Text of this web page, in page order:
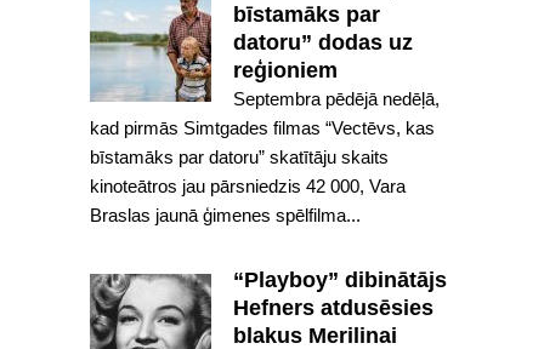
bīstamāks par
datoru” dodas uz
reģioniem
Septembra pēdējā nedēļā,
kad pirmās Simtgades filmas “Vectēvs, kas
bīstamāks par datoru” skatītāju skaits
kinoteātros jau pārsniedzis 42 000, Vara
Braslas jaunā ģimenes spēlfilma...
“Playboy” dibinātājs
Hefners atdusēsies
blakus Merilinai